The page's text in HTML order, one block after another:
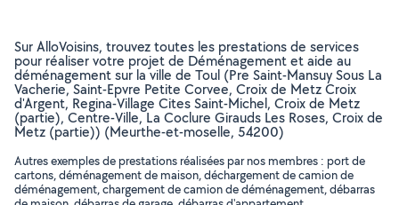
Sur AlloVoisins, trouvez toutes les prestations de services
pour réaliser votre projet de Déménagement et aide au
déménagement sur la ville de Toul (Pre Saint-Mansuy Sous La
Vacherie, Saint-Epvre Petite Corvee, Croix de Metz Croix
d'Argent, Regina-Village Cites Saint-Michel, Croix de Metz
(partie), Centre-Ville, La Coclure Girauds Les Roses, Croix de
Metz (partie)) (Meurthe-et-moselle, 54200)
Autres exemples de prestations réalisées par nos membres : port de
cartons, déménagement de maison, déchargement de camion de
déménagement, chargement de camion de déménagement, débarras